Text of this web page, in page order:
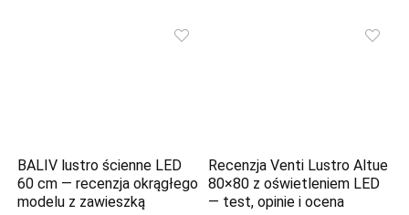
BALIV lustro ścienne LED
60 cm — recenzja okrągłego
modelu z zawieszką
Recenzja Venti Lustro Altue
80×80 z oświetleniem LED
— test, opinie i ocena